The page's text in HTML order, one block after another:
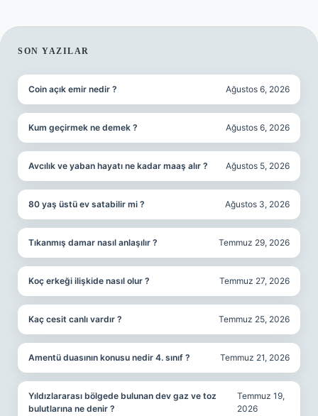
SIDEBAR
SON YAZILAR
Coin açık emir nedir ? Ağustos 6, 2026
Kum geçirmek ne demek ? Ağustos 6, 2026
Avcılık ve yaban hayatı ne kadar maaş alır ? Ağustos 5, 2026
80 yaş üstü ev satabilir mi ? Ağustos 3, 2026
Tıkanmış damar nasıl anlaşılır ? Temmuz 29, 2026
Koç erkeği ilişkide nasıl olur ? Temmuz 27, 2026
Kaç cesit canlı vardır ? Temmuz 25, 2026
Amentü duasının konusu nedir 4. sınıf ? Temmuz 21, 2026
Yıldızlararası bölgede bulunan dev gaz ve toz
bulutlarına ne denir ?
Temmuz 19,
2026